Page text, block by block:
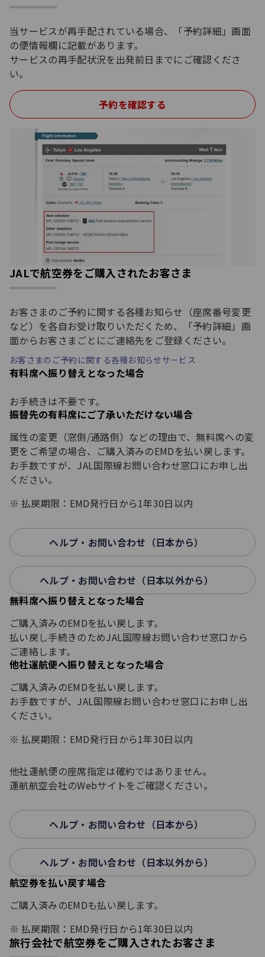
当サービスが再手配されている場合、「予約詳細」画面
の便情報欄に記載があります。
サービスの再手配状況を出発前日までにご確認くださ
い。
予約を確認する
JALで航空券をご購入されたお客さま
お客さまのご予約に関する各種お知らせ（座席番号変更
など）を各自お受け取りいただくため、「予約詳細」画
面からお客さまごとにご連絡先をご登録ください。
お客さまのご予約に関する各種お知らせサービス
有料席へ振り替えとなった場合
お手続きは不要です。
振替先の有料席にご了承いただけない場合
属性の変更（窓側/通路側）などの理由で、無料席への変
更をご希望の場合、ご購入済みのEMDを払い戻します。
お手数ですが、JAL国際線お問い合わせ窓口にお申し出
ください。
払戻期限：EMD発行日から1年30日以内
ヘルプ・お問い合わせ（日本から）
ヘルプ・お問い合わせ（日本以外から）
無料席へ振り替えとなった場合
ご購入済みのEMDを払い戻します。
払い戻し手続きのためJAL国際線お問い合わせ窓口から
ご連絡します。
他社運航便へ振り替えとなった場合
ご購入済みのEMDを払い戻します。
お手数ですが、JAL国際線お問い合わせ窓口にお申し出
ください。
払戻期限：EMD発行日から1年30日以内
他社運航便の座席指定は確約ではありません。
運航航空会社のWebサイトをご確認ください。
ヘルプ・お問い合わせ（日本から）
ヘルプ・お問い合わせ（日本以外から）
航空券を払い戻す場合
ご購入済みのEMDも払い戻します。
払戻期限：EMD発行日から1年30日以内
旅行会社で航空券をご購入されたお客さま